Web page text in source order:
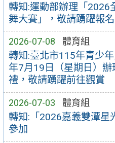
轉知:運動部辦理「
舞大賽」，敬請踴躍報
2026-07-08 體育組
轉知:臺北市115年青少
年7月19日（星期日）
禮，敬請踴躍前往觀賞
2026-07-03 體育組
轉知:「2026嘉義雙潭星
參加